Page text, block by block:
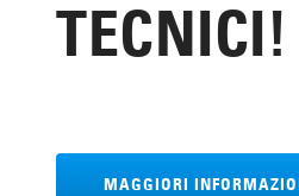
TECNICI!
MAGGIORI